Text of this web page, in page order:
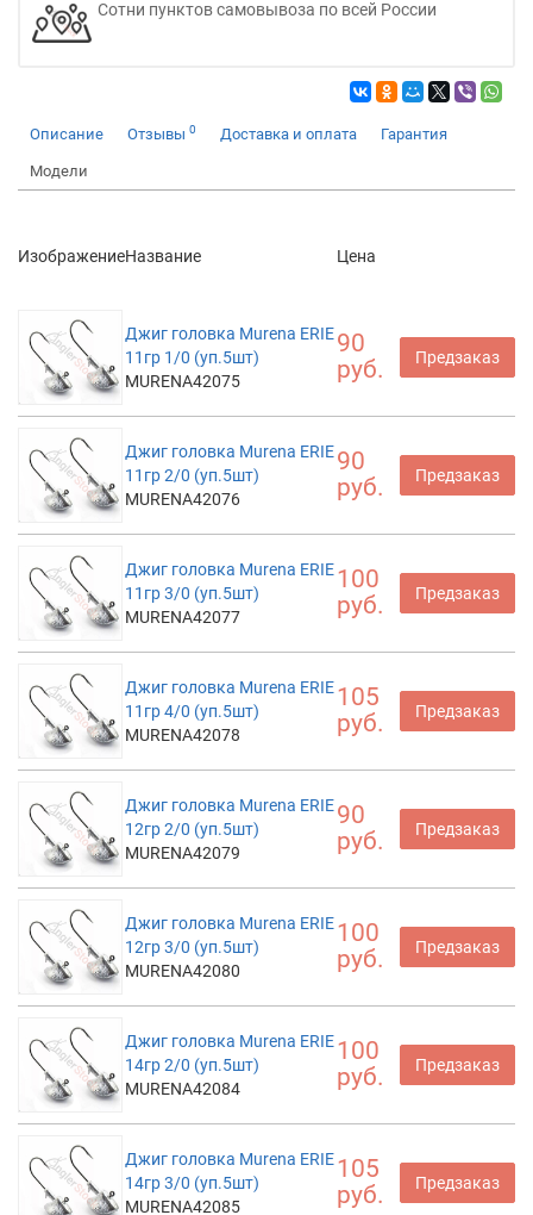
Сотни пунктов самовывоза по всей России
Описание Отзывы 0 Доставка и оплата Гарантия
Модели
ИзображениеНазвание Цена
Джиг головка Murena ERIE
11гр 1/0 (уп.5шт)
MURENA42075
90
руб.
Предзаказ
Джиг головка Murena ERIE
11гр 2/0 (уп.5шт)
MURENA42076
90
руб.
Предзаказ
Джиг головка Murena ERIE
11гр 3/0 (уп.5шт)
MURENA42077
100
руб.
Предзаказ
Джиг головка Murena ERIE
11гр 4/0 (уп.5шт)
MURENA42078
105
руб.
Предзаказ
Джиг головка Murena ERIE
12гр 2/0 (уп.5шт)
MURENA42079
90
руб.
Предзаказ
Джиг головка Murena ERIE
12гр 3/0 (уп.5шт)
MURENA42080
100
руб.
Предзаказ
Джиг головка Murena ERIE
14гр 2/0 (уп.5шт)
MURENA42084
100
руб.
Предзаказ
Джиг головка Murena ERIE
14гр 3/0 (уп.5шт)
MURENA42085
105
руб.
Предзаказ